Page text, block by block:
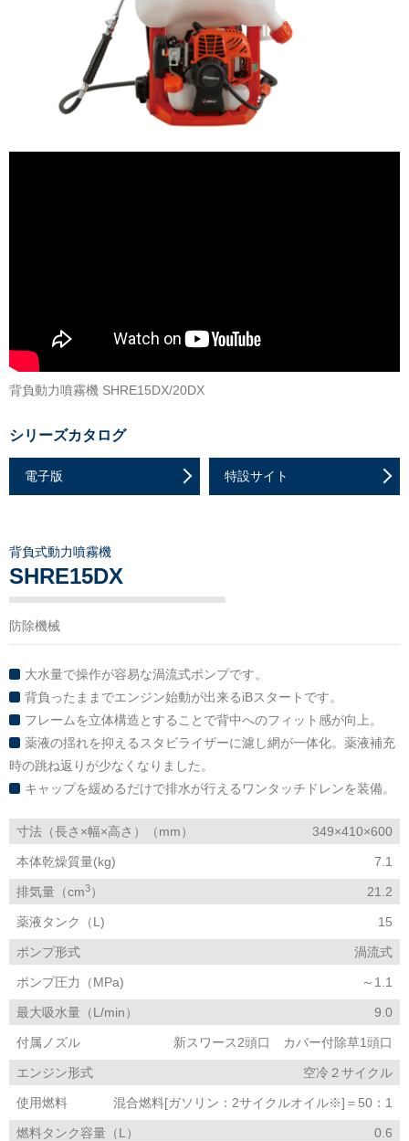
背負動力噴霧機 SHRE15DX/20DX
シリーズカタログ
電子版 特設サイト
背負式動力噴霧機
SHRE15DX
防除機械
大水量で操作が容易な渦流式ポンプです。
背負ったままでエンジン始動が出来るiBスタートです。
フレームを立体構造とすることで背中へのフィット感が向上。
薬液の揺れを抑えるスタビライザーに濾し網が一体化。薬液補充
時の跳ね返りが少なくなりました。
キャップを緩めるだけで排水が行えるワンタッチドレンを装備。
寸法（長さ×幅×高さ）（mm） 349×410×600
本体乾燥質量(kg) 7.1
排気量（cm3） 21.2
薬液タンク（L) 15
ポンプ形式 渦流式
ポンプ圧力（MPa) ～1.1
最大吸水量（L/min） 9.0
付属ノズル 新スワース2頭口 カバー付除草1頭口
エンジン形式 空冷２サイクル
使用燃料 混合燃料[ガソリン：2サイクルオイル※]＝50：1
燃料タンク容量（L） 0.6